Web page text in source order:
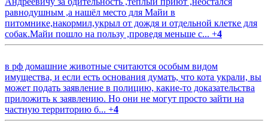
равнодушным ,а нашёл место для Майи в
питомнике,накормил,укрыл от дождя и отдельной клетке для
собак.Майи пошло на пользу ,проведя меньше с... +4
в рф домашние животные считаются особым видом
имущества, и если есть основания думать, что кота украли, вы
может подать заявление в полицию, какие-то доказательства
приложить к заявлению. Но они не могут просто зайти на
частную территорию б... +4